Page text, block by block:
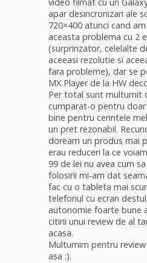
apar desincronizari ale
720×400 atunci cand
aceasta problema cu 2
(surprinzator, celelalte
aceeasi rezolutie si
fara probleme), dar se
MX Player de la HW
Per total sunt multumit
cumparat-o pentru
bine pentru cerintele
un pret rezonabil.
doream un produs mai
erau reduceri la ce
99 de lei nu avea cum
folosirii mi-am dat
fac cu o tableta mai
telefonul cu ecran
autonomie foarte bune
citirii unui review de al
acasa.
Multumim pentru
asa :).